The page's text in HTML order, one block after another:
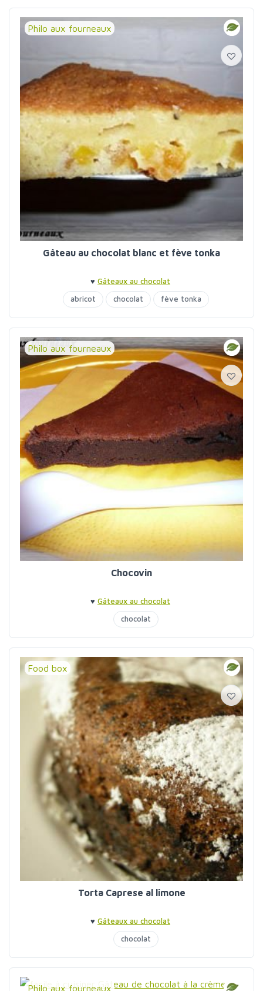
Philo aux fourneaux
Gâteau au chocolat blanc et fève tonka
♥ Gâteaux au chocolat
abricot
chocolat fève tonka
Philo aux fourneaux
Chocovin
♥ Gâteaux au chocolat
chocolat
Food box
Torta Caprese al limone
♥ Gâteaux au chocolat
chocolat
Philo aux fourneaux